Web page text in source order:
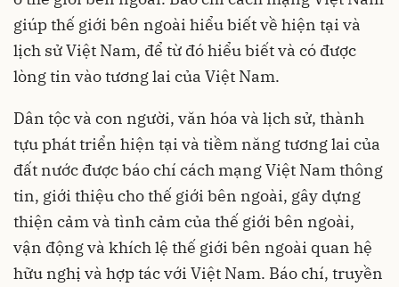
giúp thế giới bên ngoài hiểu biết về hiện tại và
lịch sử Việt Nam, để từ đó hiểu biết và có được
lòng tin vào tương lai của Việt Nam.
Dân tộc và con người, văn hóa và lịch sử, thành
tựu phát triển hiện tại và tiềm năng tương lai của
đất nước được báo chí cách mạng Việt Nam thông
tin, giới thiệu cho thế giới bên ngoài, gây dựng
thiện cảm và tình cảm của thế giới bên ngoài,
vận động và khích lệ thế giới bên ngoài quan hệ
hữu nghị và hợp tác với Việt Nam. Báo chí, truyền